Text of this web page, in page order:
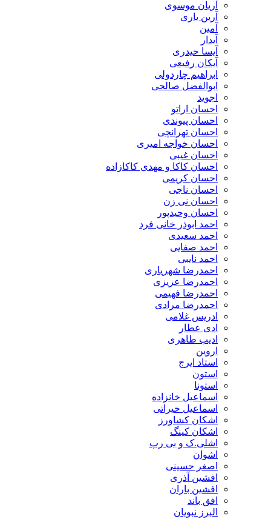
آریان موسوی
آرین یاری
آیسا حیدری
آیکان رفیعی
ابراهیم چاردولی
ابوالفضل صالحی
احسان اراتو
احسان پیوندی
احسان تهرانچی
احسان خواجه امیری
احسان غیبی
احسان کاکا و مهدی کاکازاده
احسان کریمی
احسان ناجی
احسان نی زن
احسان وحیدپور
احمد ابوذر خانی فرد
احمد سعیدی
احمد صفایی
احمد نایبی
احمدرضا شهریاری
احمدرضا عزیزی
احمدرضا فهیمی
احمدرضا مرادی
ادریس غلامی
ادی عطار
ادیب طاهری
استاد ایرج
اسماعیل خانزاده
اسماعیل خیراتی
اشکان کشاورز
اشکان کینگ
اشلی.ک و بی رپ
اصغر حسینی
افشین آذری
افشین باران
افق باند
البرز نبویان